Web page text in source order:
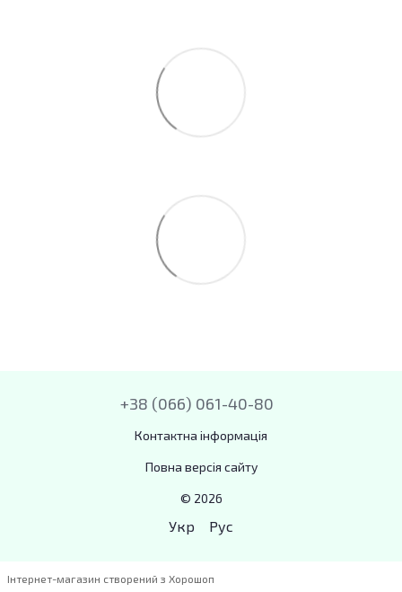
+38 (066) 061-40-80
Контактна інформація
Повна версія сайту
© 2026
Укр Рус
Інтернет-магазин створений з Хорошоп